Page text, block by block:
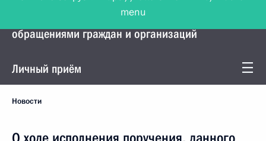
Управление Президента по работе с
обращениями граждан и организаций
Личный приём
Новости
menu